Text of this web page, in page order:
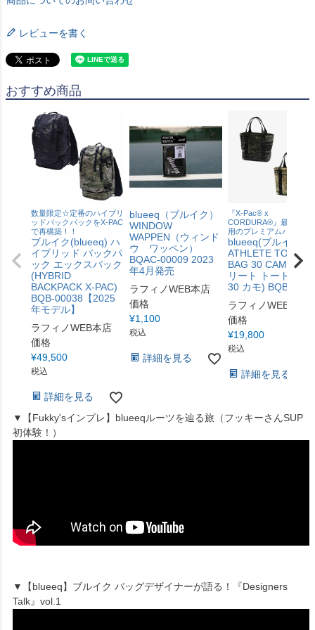
レビューを書く
おすすめ商品
数量限定☆定番のハイブリ
ッドバックパックをX-PAC
で再構築！！
ブルイク(blueeq) ハ
イブリッド バックパ
ック エックスパック
(HYBRID
BACKPACK X-PAC)
BQB-00038【2025
年モデル】
ラフィノWEB本店
価格
¥49,500
税込
詳細を見る
blueeq（ブルイク）
WINDOW
WAPPEN（ウィンド
ウ ワッペン）
BQAC-00009 2023
年4月発売
ラフィノWEB本店
価格
¥1,100
税込
詳細を見る
『X-Pac® x
CORDURA®』最強素材
用のプレミアムバージョ
blueeq(ブルイク)
ATHLETE TOTE
BAG 30 CAMO (ア
リート トートバッ
30 カモ) BQB-
ラフィノWEB本店
価格
¥19,800
税込
詳細を見る
▼【Fukky'sインプレ】blueeqルーツを辿る旅（フッキーさんSUP
初体験！）
▼【blueeq】ブルイク バッグデザイナーが語る！『Designers
Talk』vol.1